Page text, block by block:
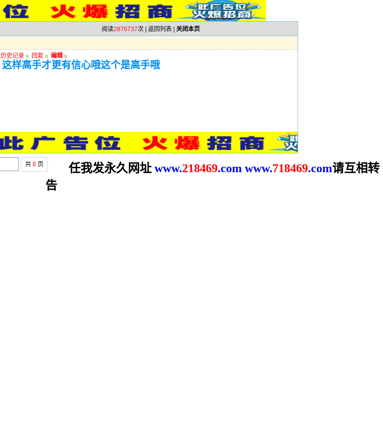
阅读2876737次 | 返回列表 关闭本页
历史记录 u 回复 u 编辑 u
这样高手才更有信心哦这个是高手哦
共 8 页 任我发永久网址 www.218469.com www.718469.com请互相转
告